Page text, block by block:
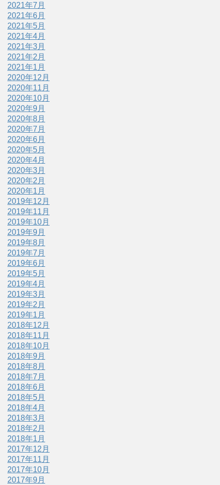
2021年7月
2021年6月
2021年5月
2021年4月
2021年3月
2021年2月
2021年1月
2020年12月
2020年11月
2020年10月
2020年9月
2020年8月
2020年7月
2020年6月
2020年5月
2020年4月
2020年3月
2020年2月
2020年1月
2019年12月
2019年11月
2019年10月
2019年9月
2019年8月
2019年7月
2019年6月
2019年5月
2019年4月
2019年3月
2019年2月
2019年1月
2018年12月
2018年11月
2018年10月
2018年9月
2018年8月
2018年7月
2018年6月
2018年5月
2018年4月
2018年3月
2018年2月
2018年1月
2017年12月
2017年11月
2017年10月
2017年9月